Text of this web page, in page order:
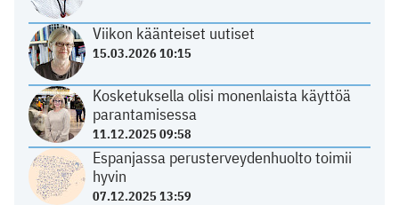
Viikon käänteiset uutiset
15.03.2026 10:15
Kosketuksella olisi monenlaista käyttöä
parantamisessa
11.12.2025 09:58
Espanjassa perusterveydenhuolto toimii
hyvin
07.12.2025 13:59